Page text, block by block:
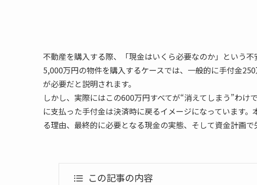
不動産を購入する際、「現金はいくら必要なのか」という不
5,000万円の物件を購入するケースでは、一般的に手付金
が必要だと説明されます。
しかし、実際にはこの600万円すべてが“消えてしまう”わ
に支払った手付金は決済時に戻るイメージになっています
る理由、最終的に必要となる現金の実態、そして資金計画
この記事の内容